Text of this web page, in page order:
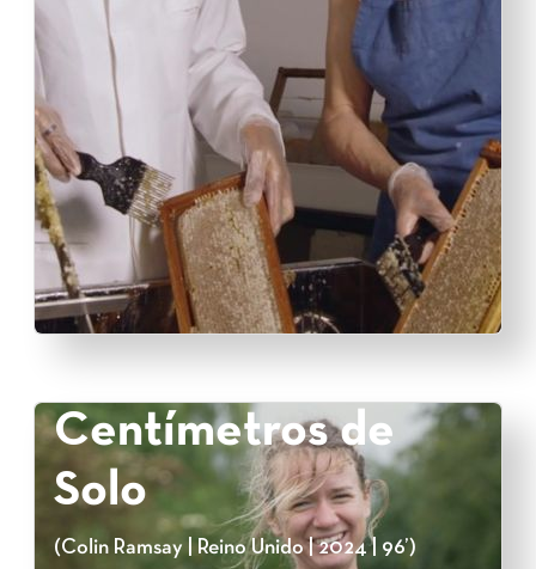
Centímetros de
Solo
(Colin Ramsay | Reino Unido | 2024 | 96’)